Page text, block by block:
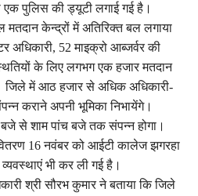
एक पुलिस की ड्यूटी लगाई गई है।
केन्द्रों में अतिरिक्त बल लगाया
52 माइक्रो आब्जर्वर की
के लिए लगभग एक हजार मतदान
जिले में आठ हजार से अधिक अधिकारी-
कराने अपनी भूमिका निभायेंगे।
से शाम पांच बजे तक संपन्न होगा।
16 नवंबर को आईटी कालेज झगरहा
भी कर ली गई है।
श्री सौरभ कुमार ने बताया कि जिले